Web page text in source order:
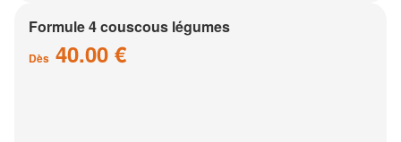
Formule 4 couscous légumes
Dès 40.00 €